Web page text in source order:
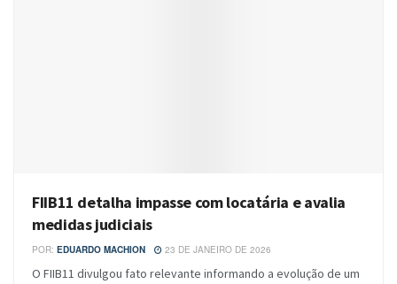
FIIB11 detalha impasse com locatária e avalia
medidas judiciais
POR: EDUARDO MACHION 23 DE JANEIRO DE 2026
O FIIB11 divulgou fato relevante informando a evolução de um